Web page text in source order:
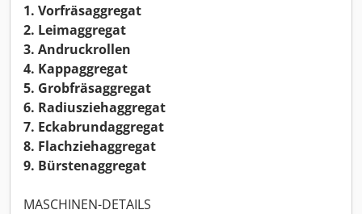
1. Vorfräsaggregat
2. Leimaggregat
3. Andruckrollen
4. Kappaggregat
5. Grobfräsaggregat
6. Radiusziehaggregat
7. Eckabrundaggregat
8. Flachziehaggregat
9. Bürstenaggregat
MASCHINEN-DETAILS